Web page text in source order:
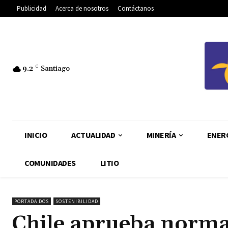
Publicidad Acerca de nosotros Contáctanos
9.2 C Santiago
INICIO ACTUALIDAD MINERÍA
COMUNIDADES LITIO
PORTADA DOS SOSTENIBILIDAD